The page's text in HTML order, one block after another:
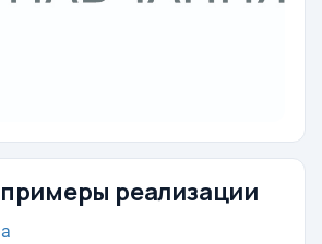
реализации